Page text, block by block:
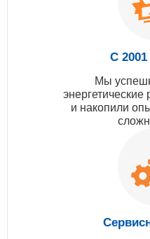
С
Мы
и накопили